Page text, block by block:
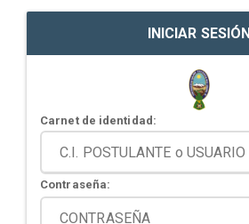
INICIAR SESIÓN
Carnet de identidad:
Contraseña: